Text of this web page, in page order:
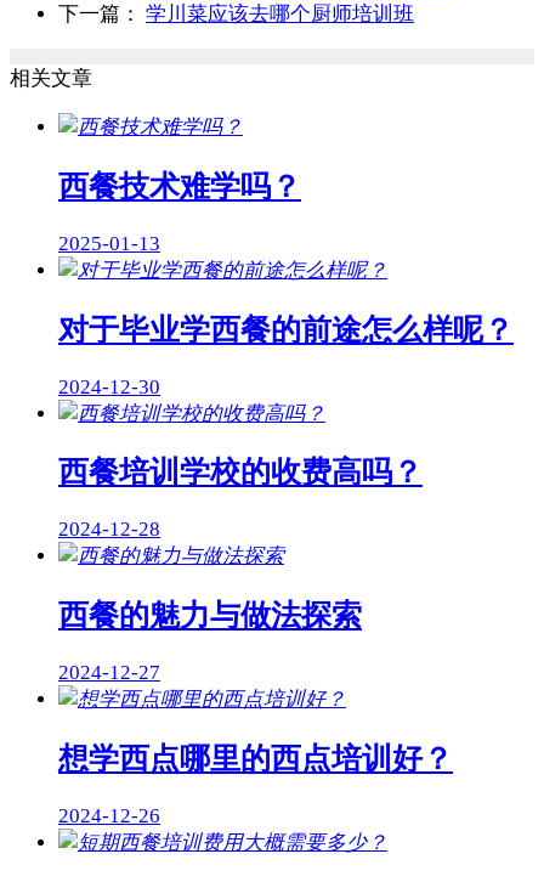
下一篇： 学川菜应该去哪个厨师培训班
相关文章
西餐技术难学吗？
2025-01-13
对于毕业学西餐的前途怎么样呢？
2024-12-30
西餐培训学校的收费高吗？
2024-12-28
西餐的魅力与做法探索
2024-12-27
想学西点哪里的西点培训好？
2024-12-26